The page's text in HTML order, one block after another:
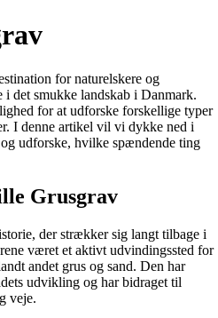
for naturelskere og
i det smukke landskab i Danmark.
for at udforske forskellige typer
I denne artikel vil vi dykke ned i
udforske, hvilke spændende ting
Grusgrav
der strækker sig langt tilbage i
været et aktivt udvindingssted for
andet grus og sand. Den har
udvikling og har bidraget til
veje.